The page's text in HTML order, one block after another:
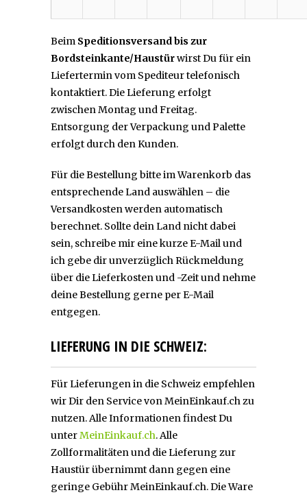
Beim Speditionsversand bis zur
Bordsteinkante/Haustürwirst Du für ein
Liefertermin vom Spediteur telefonisch
kontaktiert. Die Lieferung erfolgt
zwischen Montag und Freitag.
Entsorgung der Verpackung und Palette
erfolgt durch den Kunden.
Für die Bestellung bitte im Warenkorb das
entsprechende Land auswählen – die
Versandkosten werden automatisch
berechnet. Sollte dein Land nicht dabei
sein, schreibe mir eine kurze E-Mail und
ich gebe dir unverzüglich Rückmeldung
über die Lieferkosten und -Zeit und nehme
deine Bestellung gerne per E-Mail
entgegen.
LIEFERUNG IN DIE SCHWEIZ:
Für Lieferungen in die Schweiz empfehlen
wir Dir den Service von MeinEinkauf.ch zu
nutzen. Alle Informationen findest Du
unterMeinEinkauf.ch. Alle
Zollformalitäten und die Lieferung zur
Haustür übernimmt dann gegen eine
geringe Gebühr MeinEinkauf.ch. Die Ware